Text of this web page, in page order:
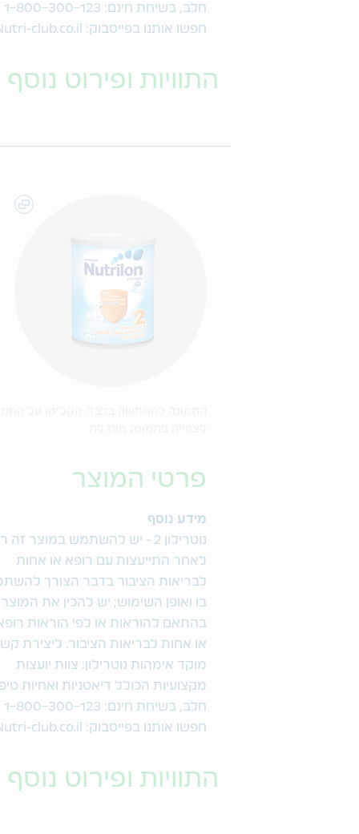
חלב, בשיחת חינם: 1-800-300-123
חפשו אותנו בפייסבוק: Nutri-club.co.il
התוויות ופירוט נוסף
פרטי המוצר
מידע נוסף
נוטרילון 2 - יש להשתמש במוצר זה
לאחר התייעצות עם רופא או אחות
לבריאות הציבור בדבר הצורך
בו ואופן השימוש; יש להכין את המוצר
בהתאם להוראות או לפי הוראות
או אחות לבריאות הציבור. ליצירת
מוקד אימהות נוטרילון: צוות יועצות
מקצועיות הכולל דיאטניות ואחיות
חלב, בשיחת חינם: 1-800-300-123
חפשו אותנו בפייסבוק: Nutri-club.co.il
התוויות ופירוט נוסף